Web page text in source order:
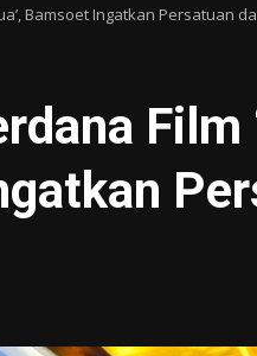
Bamsoet Ingatkan Persatuan
Film